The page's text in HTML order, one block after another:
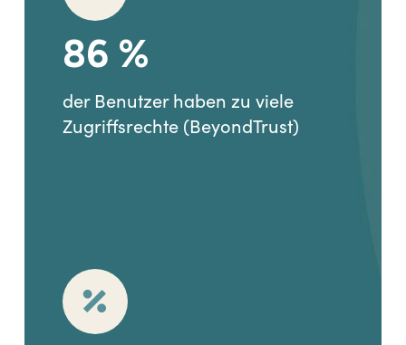
86 %
der Benutzer haben zu viele
Zugriffsrechte (BeyondTrust)